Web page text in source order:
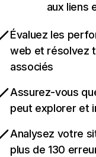
aux liens
Évaluez les
web et résolvez
associés
Assurez-vous
peut explorer et
Analysez votre
plus de 130